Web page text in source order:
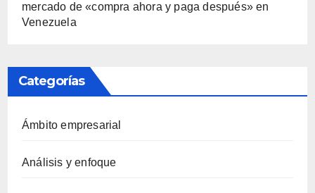
mercado de «compra ahora y paga después» en
Venezuela
Categorías
Ámbito empresarial
Análisis y enfoque